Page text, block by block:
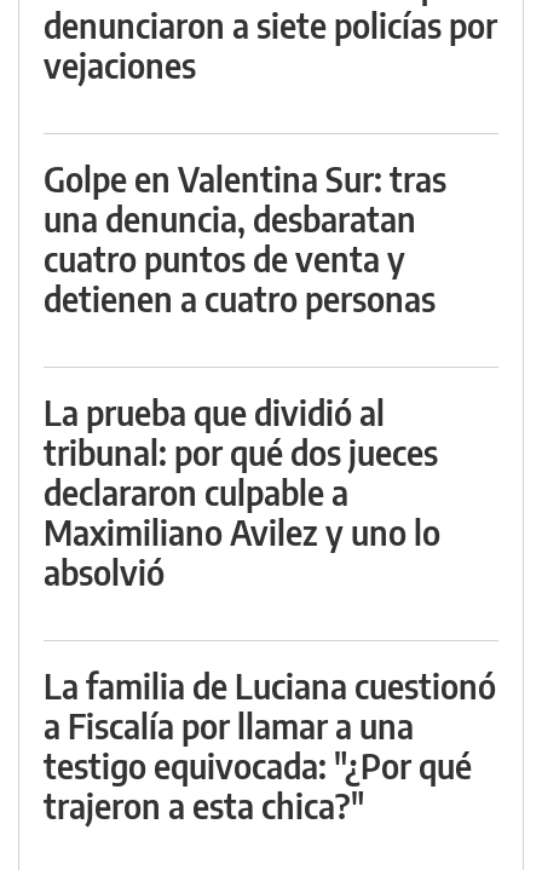
denunciaron a siete policías por
vejaciones
Golpe en Valentina Sur: tras
una denuncia, desbaratan
cuatro puntos de venta y
detienen a cuatro personas
La prueba que dividió al
tribunal: por qué dos jueces
declararon culpable a
Maximiliano Avilez y uno lo
absolvió
La familia de Luciana cuestionó
a Fiscalía por llamar a una
testigo equivocada: "¿Por qué
trajeron a esta chica?"